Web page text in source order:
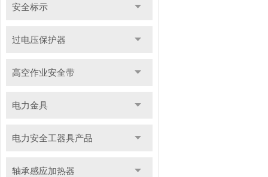
安全标示
过电压保护器
高空作业安全带
电力金具
电力安全工器具产品
轴承感应加热器